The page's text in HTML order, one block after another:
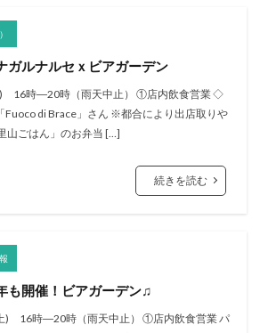
ガルナルセｘビアガーデン
) 16時―20時（雨天中止） ①店内飲食営業 ◇
Fuoco di Brace」さん ※都合により出店取りや
山ごはん」のお弁当 […]
続きを読む
も開催！ビアガーデン♫
) 16時―20時（雨天中止） ①店内飲食営業 パ